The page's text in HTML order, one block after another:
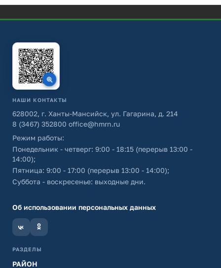
НАШИ КОНТАКТЫ
628002, г. Ханты-Мансийск, ул. Гагарина, д. 214
8 (3467) 352800 office@hmrn.ru
Режим работы:
Понедельник - четверг: 9:00 - 18:15 (перерыв 13:00 -
14:00);
Пятница: 9:00 - 17:00 (перерыв 13:00 - 14:00);
Суббота - воскресенье: выходные дни.
Об использовании персональных данных
РАЗДЕЛЫ
РАЙОН